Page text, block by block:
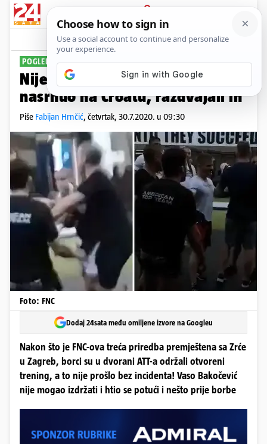
PRIJAVA
Sport Komentari
POGLEDAJTE VIDEO
Nije prošlo bez incidenta! Vaso
nasrnuo na Croatu, razdvajali ih
Piše Fabijan Hrnčić, četvrtak, 30.7.2020. u 09:30
Foto: FNC
Dodaj 24sata među omiljene izvore na Googleu
Nakon što je FNC-ova treća priredba premještena sa Zrće
u Zagreb, borci su u dvorani ATT-a održali otvoreni
trening, a to nije prošlo bez incidenta! Vaso Bakočević
nije mogao izdržati i htio se potući i nešto prije borbe